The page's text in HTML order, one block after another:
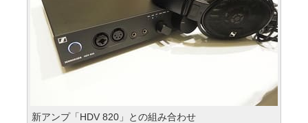
新アンプ「HDV 820」との組み合わせ